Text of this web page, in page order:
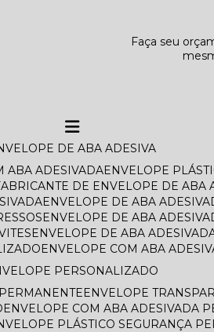
Faça seu
DE ABA ADESIVA
ABA ADESIVADA
ENVELOPE
FABRICANTE DE ENVELOPE DE ABA
ENVELOPE DE ABA
ENVELOPE DE ABA
ENVELOPE DE ABA
ENVELOPE COM ABA
PERSONALIZADO
ENVELOPE
ENVELOPE COM ABA ADESIVADA
PLÁSTICO SEGURANÇA